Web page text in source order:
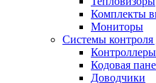
Комплекты
Мониторы
Системы
Кодовая
Доводчики